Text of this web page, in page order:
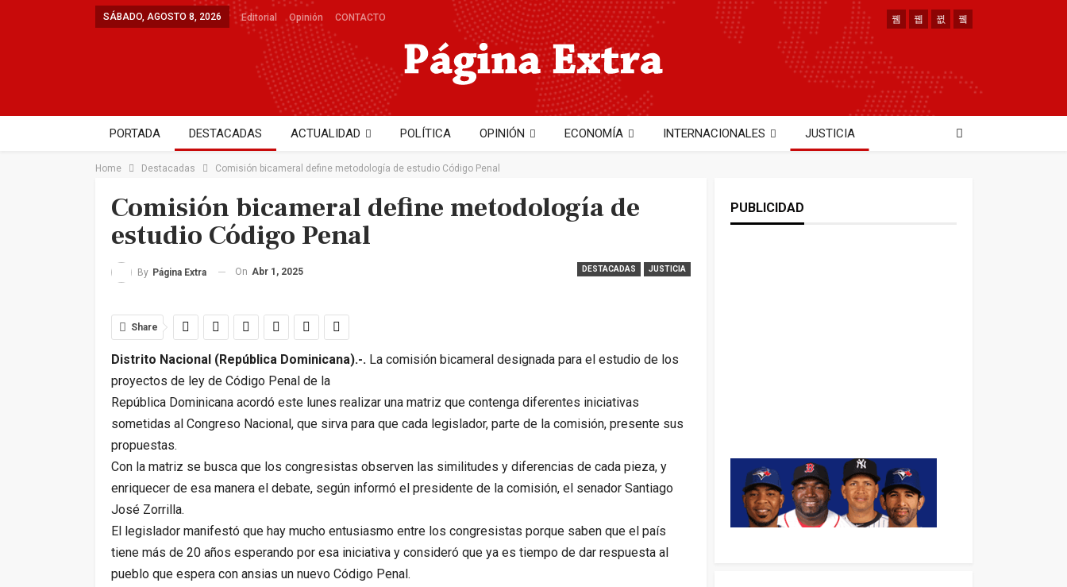
SÁBADO, AGOSTO 8, 2026 Editorial Opinión CONTACTO
PORTADA DESTACADAS ACTUALIDAD POLÍTICA OPINIÓN ECONOMÍA INTERNACIONALES JUSTICIA
DEPORTES SALUD ENTRETENIMIENTO TECNOLOGÍA Hector Cobo
Home Destacadas Comisión bicameral define metodología de estudio Código Penal
Comisión bicameral define metodología de
estudio Código Penal
DESTACADAS JUSTICIA
By Página Extra On Abr 1, 2025
Share
Distrito Nacional (República Dominicana).-. La comisión bicameral designada para el estudio de los
proyectos de ley de Código Penal de la
República Dominicana acordó este lunes realizar una matriz que contenga diferentes iniciativas
sometidas al Congreso Nacional, que sirva para que cada legislador, parte de la comisión, presente sus
propuestas.
Con la matriz se busca que los congresistas observen las similitudes y diferencias de cada pieza, y
enriquecer de esa manera el debate, según informó el presidente de la comisión, el senador Santiago
José Zorrilla.
El legislador manifestó que hay mucho entusiasmo entre los congresistas porque saben que el país
tiene más de 20 años esperando por esa iniciativa y consideró que ya es tiempo de dar respuesta al
pueblo que espera con ansias un nuevo Código Penal.
PUBLICIDAD